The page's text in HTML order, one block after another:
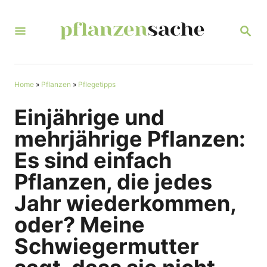
S
R
Home » Pflanzen » Pflegetipps
Einjährige und
mehrjährige Pflanzen:
Es sind einfach
Pflanzen, die jedes
Jahr wiederkommen,
oder? Meine
Schwiegermutter